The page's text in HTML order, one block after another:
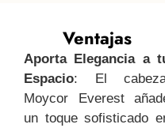
Ventajas
Aporta Elegancia a
Espacio: El
Moycor Everest
un toque sofisticado